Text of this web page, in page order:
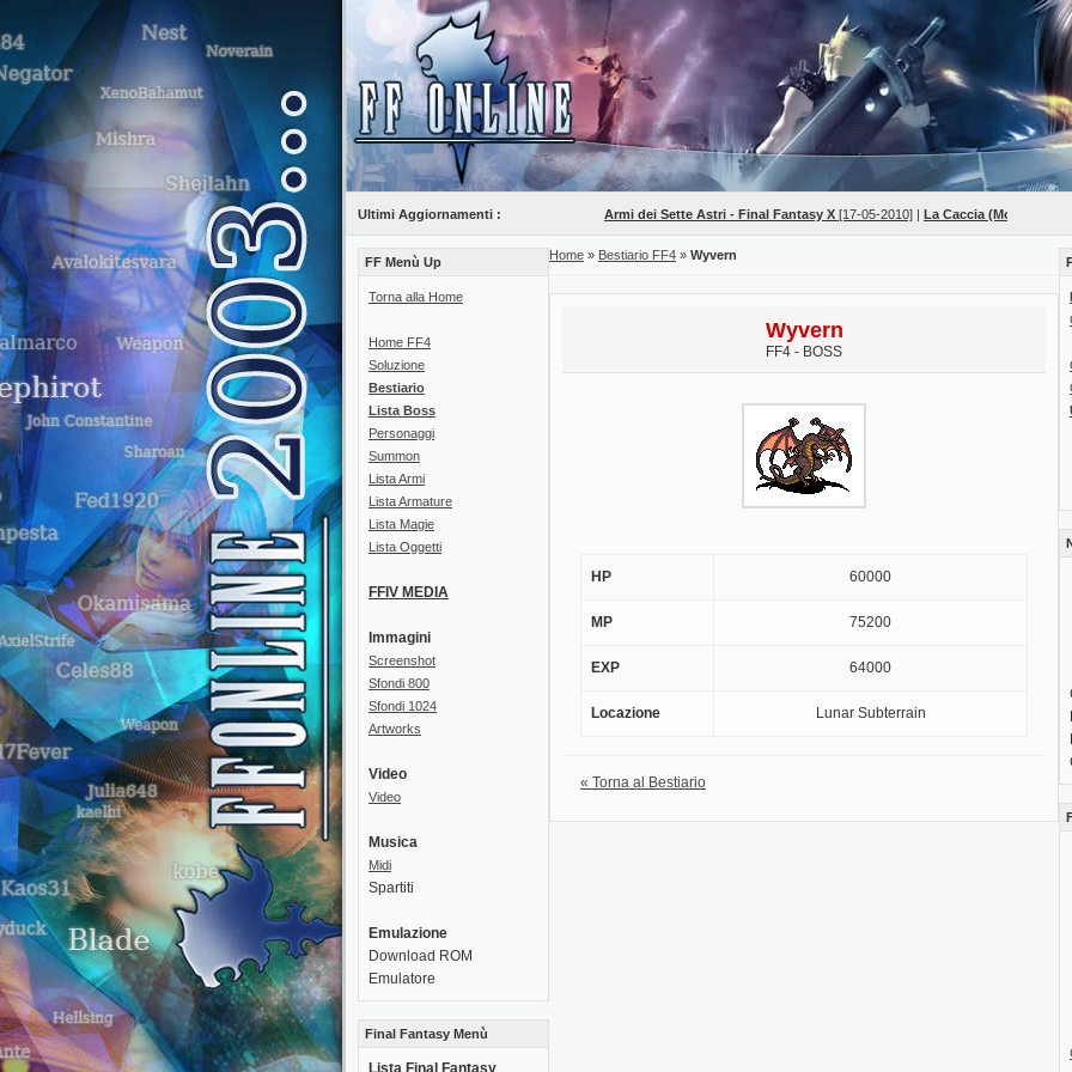
Ultimi Aggiornamenti : Armi dei Sette Astri - Final Fantasy X[17-05-2010]|La Caccia (Mob Hunts) -
FF Menù Up
Torna alla Home
Home FF4
Soluzione
Bestiario
Lista Boss
Personaggi
Summon
Lista Armi
Lista Armature
Lista Magie
Lista Oggetti
FFIV MEDIA
Immagini
Screenshot
Sfondi 800
Sfondi 1024
Artworks
Video
Video
Musica
Midi
Spartiti
Emulazione
Download ROM
Emulatore
Final Fantasy Menù
Lista Final Fantasy
Home » Bestiario FF4 » Wyvern
Wyvern
FF4 - BOSS
HP 60000
MP 75200
EXP 64000
Locazione Lunar Subterrain
« Torna al Bestiario